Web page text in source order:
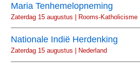
Maria Tenhemelopneming
Zaterdag 15 augustus | Rooms-Katholicisme
Nationale Indië Herdenking
Zaterdag 15 augustus | Nederland